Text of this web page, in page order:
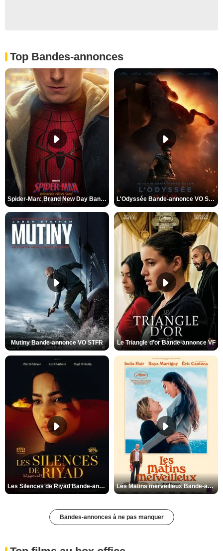
Top Bandes-annonces
Spider-Man: Brand New Day Bande-annonce VO STFR L'Odyssée Bande-annonce VO STFR
Mutiny Bande-annonce VO STFR Le Triangle d'or Bande-annonce VF
Les Silences de Riyad Bande-annonce VO STFR Les Matins merveilleux Bande-annonce VF
Bandes-annonces à ne pas manquer